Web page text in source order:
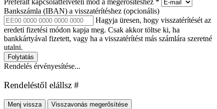
Bankszámla (IBAN) a visszatérítéshez (opcionális)
Hagyja üresen, hogy visszatérítését az
eredeti fizetési módon kapja meg. Csak akkor töltse ki, ha
bankkártyával fizetett, vagy ha a visszatérítést más számlára szeretné
utalni.
Folytatás
Rendelés érvényesítése...
Rendeléstől elállsz #
Menj vissza Visszavonás megerősítése